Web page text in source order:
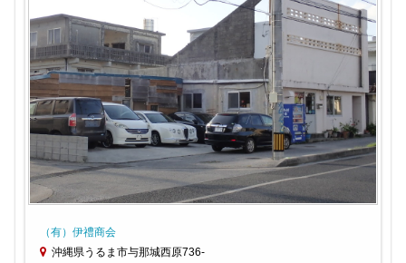
（有）伊禮商会
沖縄県うるま市与那城西原736-